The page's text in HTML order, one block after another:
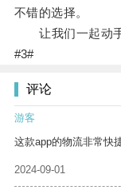
不错的选择。
让我们一起动手
#3#
评论
游客
这款app的物流非常快
2024-09-01